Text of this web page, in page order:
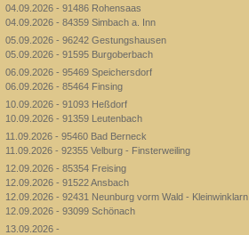
04.09.2026 - 91486 Rohensaas
04.09.2026 - 84359 Simbach a. Inn
05.09.2026 - 96242 Gestungshausen
05.09.2026 - 91595 Burgoberbach
06.09.2026 - 95469 Speichersdorf
06.09.2026 - 85464 Finsing
10.09.2026 - 91093 Heßdorf
10.09.2026 - 91359 Leutenbach
11.09.2026 - 95460 Bad Berneck
11.09.2026 - 92355 Velburg - Finsterweiling
12.09.2026 - 85354 Freising
12.09.2026 - 91522 Ansbach
12.09.2026 - 92431 Neunburg vorm Wald - Kleinwinklarn
12.09.2026 - 93099 Schönach
13.09.2026 -